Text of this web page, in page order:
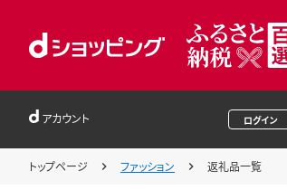
アカウント ログイン
トップページ ファッション 返礼品一覧